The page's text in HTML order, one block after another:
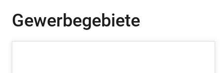
Gewerbegebiete